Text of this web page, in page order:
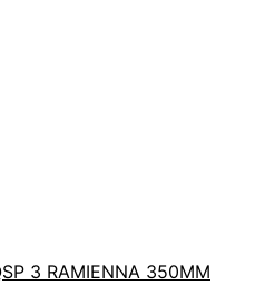
3 RAMIENNA 350MM